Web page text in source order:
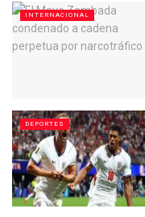
INTERNACIONAL
DEPORTES